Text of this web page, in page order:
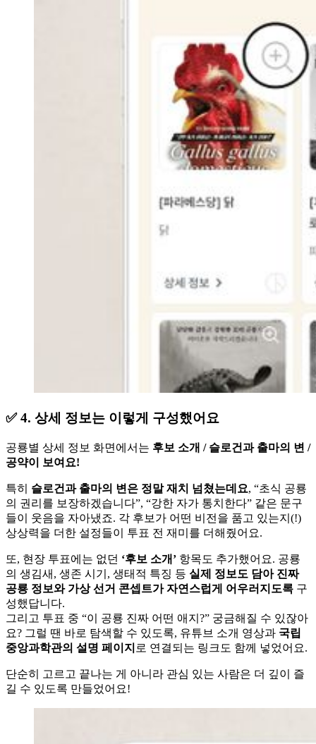
✅ 4. 상세 정보는 이렇게 구성했어요
공룡별 상세 정보 화면에서는 후보 소개 / 슬로건과 출마의 변 /
공약이 보여요!
특히 슬로건과 출마의 변은 정말 재치 넘쳤는데요, “초식 공룡
의 권리를 보장하겠습니다”, “강한 자가 통치한다” 같은 문구
들이 웃음을 자아냈죠. 각 후보가 어떤 비전을 품고 있는지(!)
상상력을 더한 설정들이 투표 전 재미를 더해줬어요.
또, 현장 투표에는 없던 ‘후보 소개’ 항목도 추가했어요. 공룡
의 생김새, 생존 시기, 생태적 특징 등 실제 정보도 담아 진짜
공룡 정보와 가상 선거 콘셉트가 자연스럽게 어우러지도록 구
성했답니다.
그리고 투표 중 “이 공룡 진짜 어떤 애지?” 궁금해질 수 있잖아
요? 그럴 땐 바로 탐색할 수 있도록, 유튜브 소개 영상과 국립
중앙과학관의 설명 페이지 로 연결되는 링크도 함께 넣었어요.
단순히 고르고 끝나는 게 아니라 관심 있는 사람은 더 깊이 즐
길 수 있도록 만들었어요!